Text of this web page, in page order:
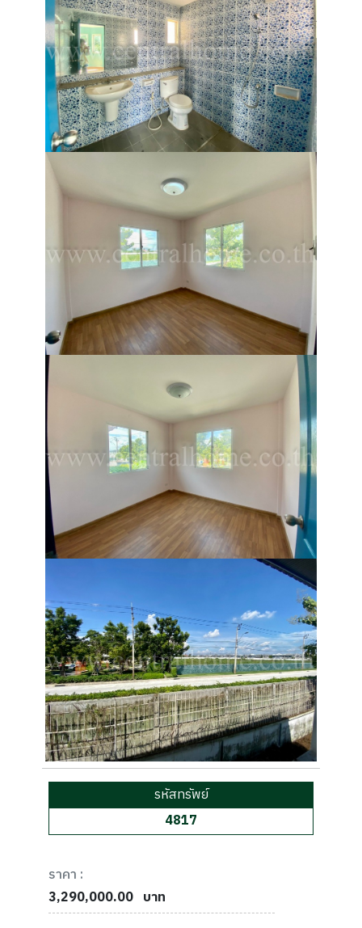
รหัสทรัพย์
4817
ราคา :
3,290,000.00 บาท